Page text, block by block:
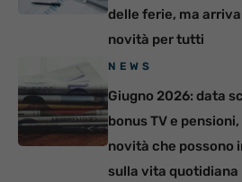
delle ferie, ma
novità per tutti
NEWS
Giugno 2026: data
bonus TV e pensioni,
novità che possono
sulla vita quotidiana